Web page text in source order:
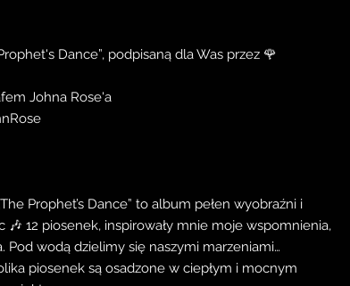
Dance”, podpisaną dla Was przez 🌹
Johna Rose'a
Prophet’s Dance” to album pełen wyobraźni i
🎶 12 piosenek, inspirowały mnie moje wspomnienia,
Pod wodą dzielimy się naszymi marzeniami…
piosenek są osadzone w ciepłym i mocnym